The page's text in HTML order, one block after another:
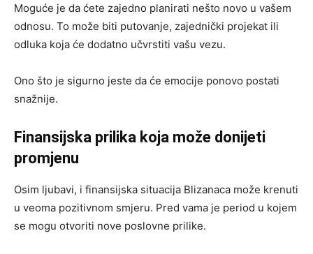
Moguće je da ćete zajedno planirati nešto novo u vašem
odnosu. To može biti putovanje, zajednički projekat ili
odluka koja će dodatno učvrstiti vašu vezu.
Ono što je sigurno jeste da će emocije ponovo postati
snažnije.
Finansijska prilika koja može donijeti
promjenu
Osim ljubavi, i finansijska situacija Blizanaca može krenuti
u veoma pozitivnom smjeru. Pred vama je period u kojem
se mogu otvoriti nove poslovne prilike.